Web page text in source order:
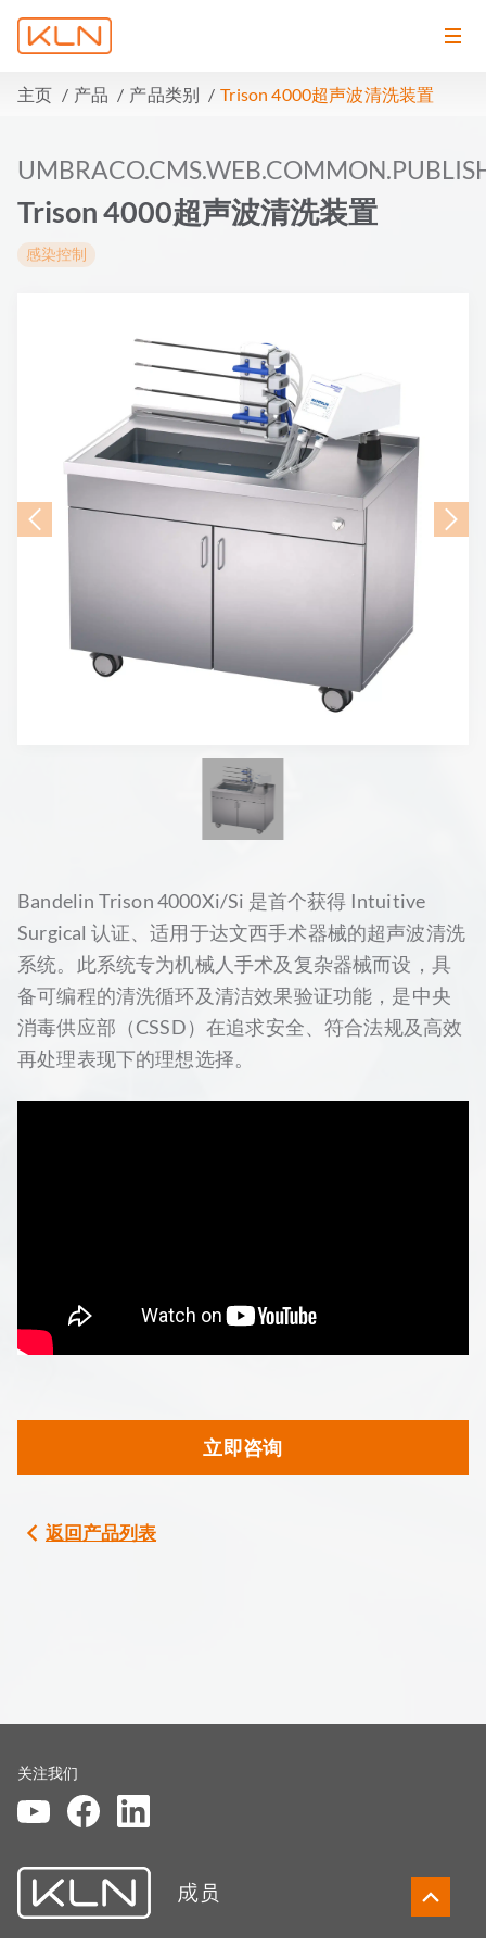
主页 产品 产品类别 Trison 4000超声波清洗装置
Trison 4000超声波清洗装置
感染控制
Bandelin Trison 4000Xi/Si 是首个获得 Intuitive
Surgical 认证、适用于达文西手术器械的超声波清洗
系统。此系统专为机械人手术及复杂器械而设，具
备可编程的清洗循环及清洁效果验证功能，是中央
消毒供应部（CSSD）在追求安全、符合法规及高效
再处理表现下的理想选择。
立即咨询
返回产品列表
关注我们